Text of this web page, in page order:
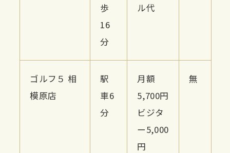
歩
16
分
ル代
ゴルフ５ 相
模原店
駅
車6
分
月額
5,700円
ビジタ
ー5,000
円
無